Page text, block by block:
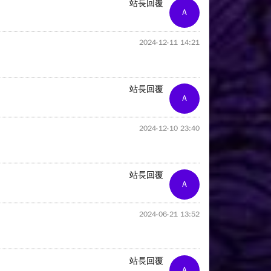
A
站長回覆
2024-12-11 14:21
A
站長回覆
2024-12-10 23:40
A
站長回覆
2024-06-21 13:52
站長回覆